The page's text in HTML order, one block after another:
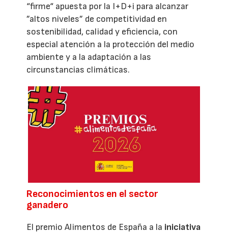
“firme“ apuesta por la I+D+i para alcanzar
”altos niveles” de competitividad en
sostenibilidad, calidad y eficiencia, con
especial atención a la protección del medio
ambiente y a la adaptación a las
circunstancias climáticas.
Reconocimientos en el sector
ganadero
El premio Alimentos de España a la iniciativa